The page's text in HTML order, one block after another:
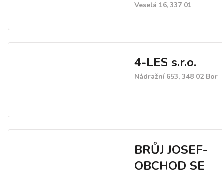
Veselá 16, 337 01
4-LES s.r.o.
Nádražní 653, 348 02 Bor
BRŮJ JOSEF-
OBCHOD SE